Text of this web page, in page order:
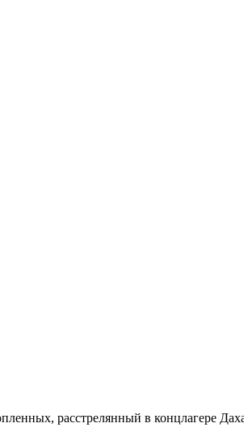
расстрелянный в концлагере